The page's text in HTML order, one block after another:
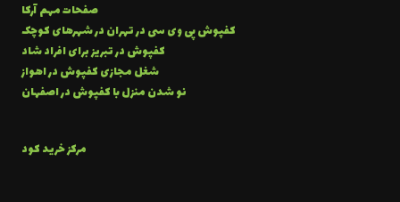
صفحات مهم آرکا
کفپوش پی وی سی در تهران در شهرهای کوچک
کفپوش در تبریز برای افراد شاد
شغل مجازی کفپوش در اهواز
نو شدن منزل با کفپوش در اصفهان
مرکز خرید کود